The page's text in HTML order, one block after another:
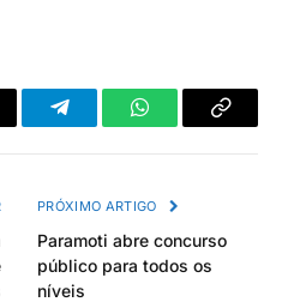
TelegramWhatsAppCopiar
PRÓXIMO ARTIGO
Paramoti abre concurso
público para todos os
níveis